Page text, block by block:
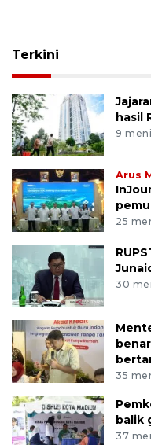
Terkini
hasil
9
Arus
25
30
35
balik
37